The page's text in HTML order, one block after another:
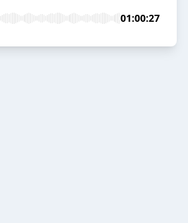
01:00:27